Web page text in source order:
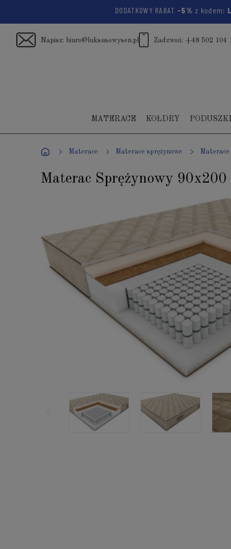
DODATKOWY RABAT-5%z kodem:
Napisz: biuro@luksusowysen.pl Zadzwoń: +48 502 104
MATERACE KOŁDRY PODUSZKI
Materace Materace sprężynowe Materace
Materac Sprężynowy